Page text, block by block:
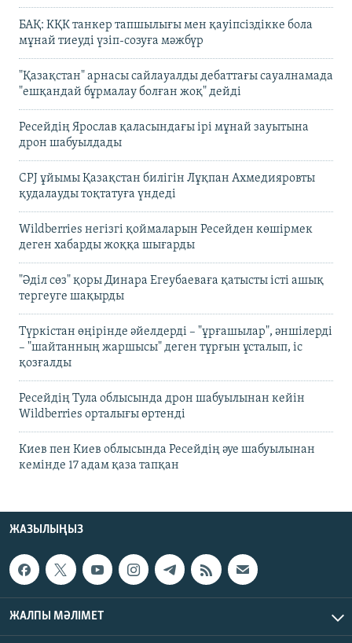
БАҚ: КҚК танкер тапшылығы мен қауіпсіздікке бола
мұнай тиеуді үзіп-созуға мәжбүр
"Қазақстан" арнасы сайлауалды дебаттағы сауалнамада
"ешқандай бұрмалау болған жоқ" дейді
Ресейдің Ярослав қаласындағы ірі мұнай зауытына
дрон шабуылдады
CPJ ұйымы Қазақстан билігін Лұқпан Ахмедияровты
қудалауды тоқтатуға үндеді
Wildberries негізгі қоймаларын Ресейден көшірмек
деген хабарды жоққа шығарды
"Әділ сөз" қоры Динара Егеубаеваға қатысты істі ашық
тергеуге шақырды
Түркістан өңірінде әйелдерді – "ұрғашылар", әншілерді
– "шайтанның жаршысы" деген тұрғын ұсталып, іс
қозғалды
Ресейдің Тула облысында дрон шабуылынан кейін
Wildberries орталығы өртенді
Киев пен Киев облысында Ресейдің әуе шабуылынан
кемінде 17 адам қаза тапқан
ЖАЗЫЛЫҢЫЗ
ЖАЛПЫ МӘЛІМЕТ